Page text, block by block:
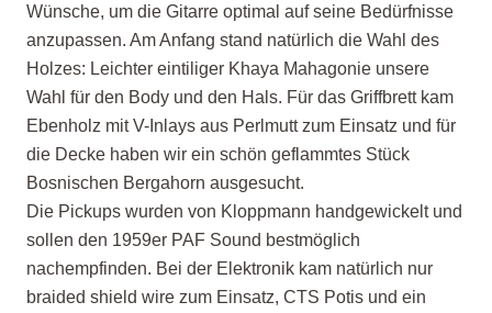
Wünsche, um die Gitarre optimal auf seine Bedürfnisse
anzupassen. Am Anfang stand natürlich die Wahl des
Holzes: Leichter eintiliger Khaya Mahagonie unsere
Wahl für den Body und den Hals. Für das Griffbrett kam
Ebenholz mit V-Inlays aus Perlmutt zum Einsatz und für
die Decke haben wir ein schön geflammtes Stück
Bosnischen Bergahorn ausgesucht.
Die Pickups wurden von Kloppmann handgewickelt und
sollen den 1959er PAF Sound bestmöglich
nachempfinden. Bei der Elektronik kam natürlich nur
braided shield wire zum Einsatz, CTS Potis und ein